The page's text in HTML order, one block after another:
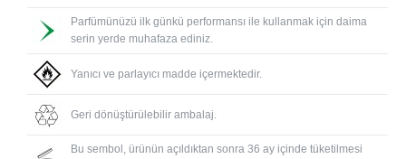
Parfümünüzü ilk günkü performansı ile kullanmak için daima
serin yerde muhafaza ediniz.
Yanıcı ve parlayıcı madde içermektedir.
Geri dönüştürülebilir ambalaj.
Bu sembol, ürünün açıldıktan sonra 36 ay içinde tüketilmesi